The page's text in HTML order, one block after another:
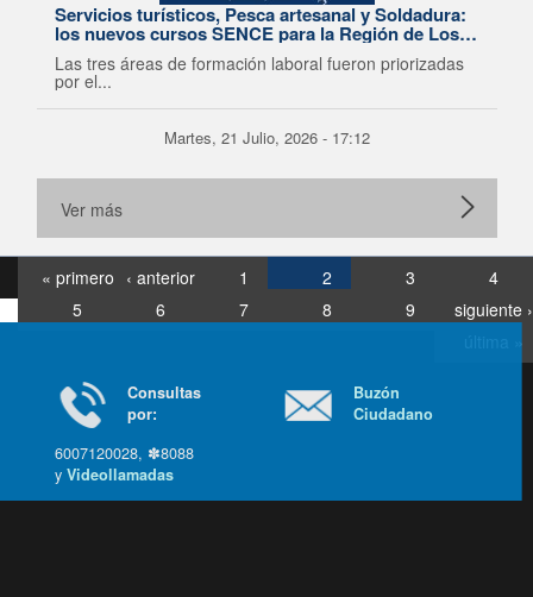
Servicios turísticos, Pesca artesanal y Soldadura:
los nuevos cursos SENCE para la Región de Los
Lagos
Las tres áreas de formación laboral fueron priorizadas
por el...
Martes, 21 Julio, 2026 - 17:12
Ver más
« primero ‹ anterior 1 2 3
4
5
6 7 8 9
siguiente ›
última »
Consultas
por:
6007120028, ✽8088
yVideollamadas
Buzón
Ciudadano